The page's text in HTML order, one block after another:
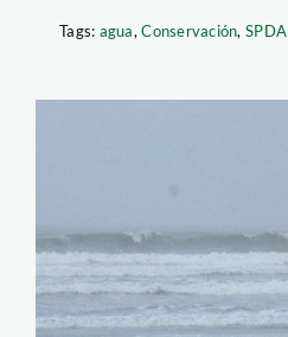
Tags: agua,Conservación,SPDA